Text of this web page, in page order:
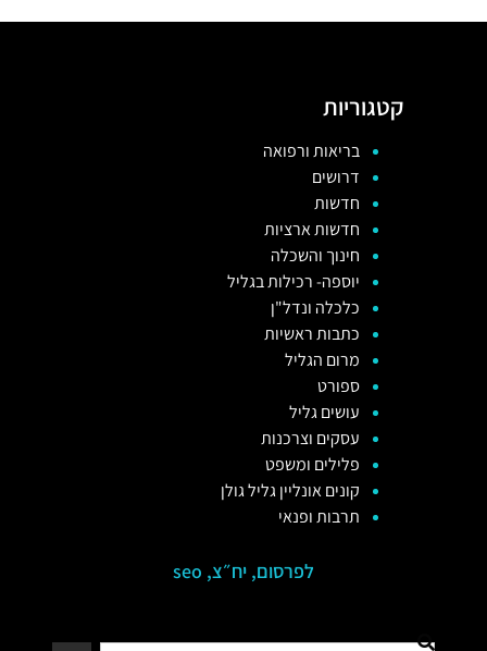
קטגוריות
בריאות ורפואה
דרושים
חדשות
חדשות ארציות
חינוך והשכלה
יוספה- רכילות בגליל
כלכלה ונדל"ן
כתבות ראשיות
מרום הגליל
ספורט
עושים גליל
עסקים וצרכנות
פלילים ומשפט
קונים אונליין גליל גולן
תרבות ופנאי
לפרסום, יח״צ, seo